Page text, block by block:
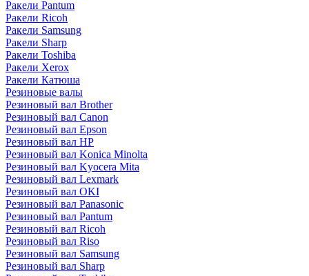
Ракели Pantum
Ракели Ricoh
Ракели Samsung
Ракели Sharp
Ракели Toshiba
Ракели Xerox
Ракели Катюша
Резиновые валы
Резиновый вал Brother
Резиновый вал Canon
Резиновый вал Epson
Резиновый вал HP
Резиновый вал Konica Minolta
Резиновый вал Kyocera Mita
Резиновый вал Lexmark
Резиновый вал OKI
Резиновый вал Panasonic
Резиновый вал Pantum
Резиновый вал Ricoh
Резиновый вал Riso
Резиновый вал Samsung
Резиновый вал Sharp